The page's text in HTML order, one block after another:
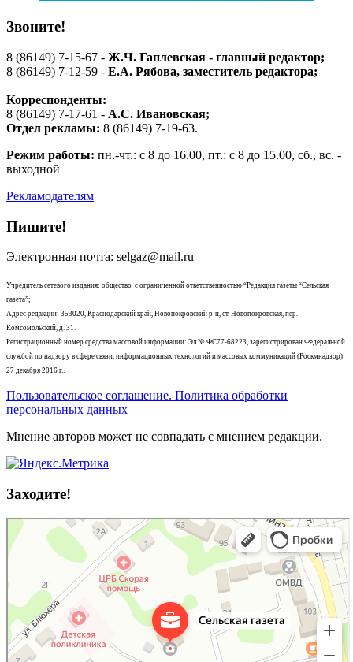
Звоните!
8 (86149) 7-15-67 - Ж.Ч. Гаплевская - главный редактор;
8 (86149) 7-12-59 - Е.А. Рябова, заместитель редактора;
Корреспонденты:
8 (86149) 7-17-61 - А.С. Ивановская;
Отдел рекламы: 8 (86149) 7-19-63.
Режим работы: пн.-чт.: с 8 до 16.00, пт.: с 8 до 15.00, сб., вс. -
выходной
Рекламодателям
Пишите!
Электронная почта: selgaz@mail.ru
Учредитель сетевого издания: общество с ограниченной ответственностью “Редакция газеты “Сельская
газета”;
Адрес редакции: 353020, Краснодарский край, Новопокровский р-н, ст. Новопокровская, пер.
Комсомольский, д. 31.
Регистрационный номер средства массовой информации: Эл № ФС77-68223, зарегистрирован Федеральной
службой по надзору в сфере связи, информационных технологий и массовых коммуникаций (Роскмнадзор)
27 декабря 2016 г..
Пользовательское соглашение. Политика обработки
персональных данных
Мнение авторов может не совпадать с мнением редакции.
Заходите!